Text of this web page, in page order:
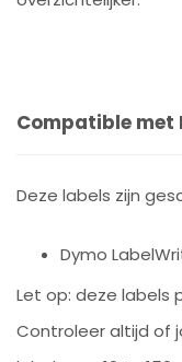
Compatible met
Deze labels zijn
Dymo
Let op: deze labels
Controleer altijd of